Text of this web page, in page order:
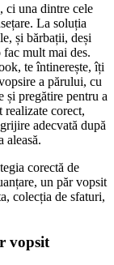
ci una dintre cele
La soluția
și bărbații, deși
fac mult mai des.
te întinerește, îți
a părului, cu
și pregătire pentru a
corect,
adecvată după
aleasă.
corectă de
un păr vopsit
colecția de sfaturi,
vopsit